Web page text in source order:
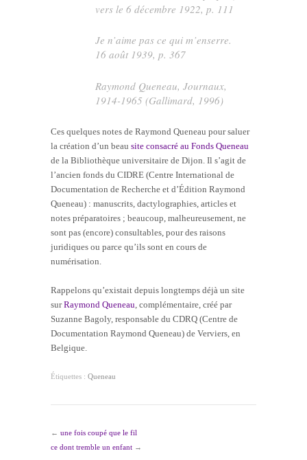
vers le 6 décembre 1922, p. 111
Je n’aime pas ce qui m’enserre.
16 août 1939, p. 367
Raymond Queneau,Journaux,
1914-1965 (Gallimard, 1996)
Ces quelques notes de Raymond Queneau pour saluer
la création d’un beau site consacré au Fonds Queneau
de la Bibliothèque universitaire de Dijon. Il s’agit de
l’ancien fonds du CIDRE (Centre International de
Documentation de Recherche et d’Édition Raymond
Queneau) : manuscrits, dactylographies, articles et
notes préparatoires ; beaucoup, malheureusement, ne
sont pas (encore) consultables, pour des raisons
juridiques ou parce qu’ils sont en cours de
numérisation.
Rappelons qu’existait depuis longtemps déjà un site
surRaymond Queneau , complémentaire, créé par
Suzanne Bagoly, responsable du CDRQ (Centre de
Documentation Raymond Queneau) de Verviers, en
Belgique.
Étiquettes : Queneau
← une fois coupé que le fil
ce dont tremble un enfant →